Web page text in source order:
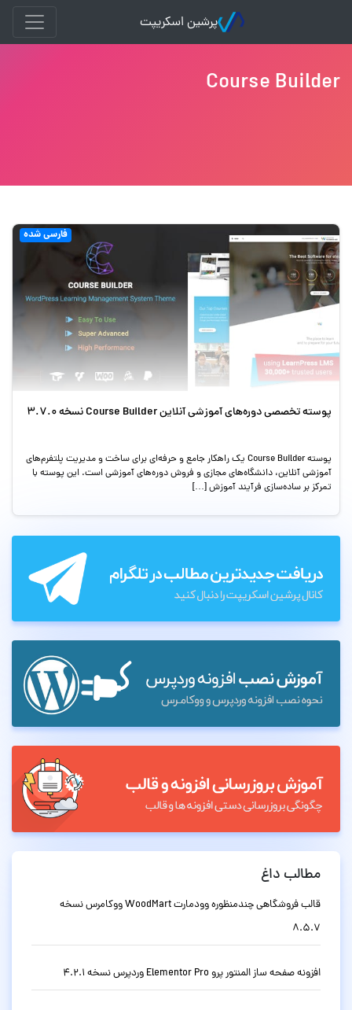
پرشین اسکریپت
Course Builder
فارسی شده
پوسته تخصصی دوره‌های آموزشی آنلاین Course Builder نسخه 3.7.0
پوسته Course Builder یک راهکار جامع و حرفه‌ای برای ساخت و مدیریت پلتفرم‌های
آموزشی آنلاین، دانشگاه‌های مجازی و فروش دوره‌های آموزشی است. این پوسته با
تمرکز بر ساده‌سازی فرآیند آموزش […]
مطالب داغ
قالب فروشگاهی چندمنظوره وودمارت WoodMart ووکامرس نسخه
8.5.7
افزونه صفحه ساز المنتور پرو Elementor Pro وردپرس نسخه 4.2.1